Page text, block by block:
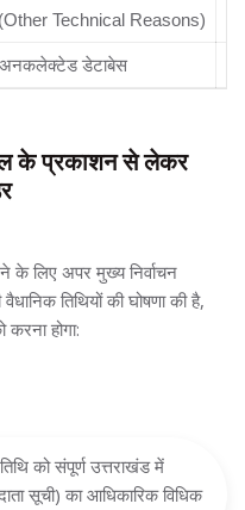
(Other Technical Reasons)
अनकलेक्टेड डेटाबेस
के प्रकाशन से लेकर
के लिए अपर मुख्य निर्वाचन
तिथियों की घोषणा की है,
होगा:
को संपूर्ण उत्तराखंड में
सूची) का आधिकारिक विधिक